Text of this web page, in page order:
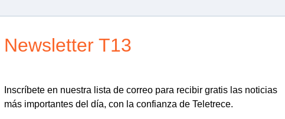
Newsletter T13
Inscríbete en nuestra lista de correo para recibir gratis las noticias
más importantes del día, con la confianza de Teletrece.